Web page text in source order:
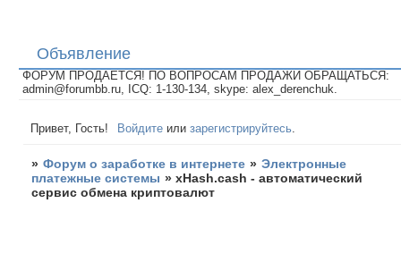
Объявление
ФОРУМ ПРОДАЕТСЯ! ПО ВОПРОСАМ ПРОДАЖИ ОБРАЩАТЬСЯ:
admin@forumbb.ru, ICQ: 1-130-134, skype: alex_derenchuk.
Привет, Гость! Войдите илизарегистрируйтесь
» Форум о заработке в интернете » Электронные
платежные системы »xHash.cash - автоматический
сервис обмена криптовалют